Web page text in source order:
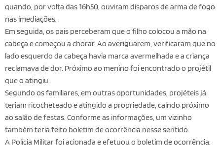
quando, por volta das 16h50, ouviram disparos de arma de fogo
nas imediações.
Em seguida, os pais perceberam que o filho colocou a mão na
cabeça e começou a chorar. Ao averiguarem, verificaram que no
lado esquerdo da cabeça havia marca avermelhada e a criança
reclamava de dor. Próximo ao menino foi encontrado o projétil
que o atingiu.
Segundo os familiares, em outras oportunidades, projéteis já
teriam ricocheteado e atingido a propriedade, caindo próximo
ao salão de festas. Conforme as informações, um vizinho
também teria feito boletim de ocorrência nesse sentido.
A Polícia Militar foi acionada e efetuou o boletim de ocorrência.